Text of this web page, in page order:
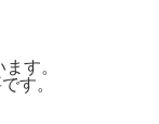
す。
す。